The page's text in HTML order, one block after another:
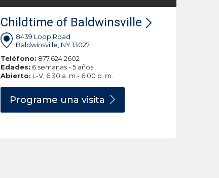
Childtime of Baldwinsville
8439 Loop Road
Baldwinsville, NY 13027
Teléfono: 877.624.2602
Edades: 6 semanas - 5 años
Abierto: L-V, 6:30 a. m.- 6:00 p. m.
Programe una visita